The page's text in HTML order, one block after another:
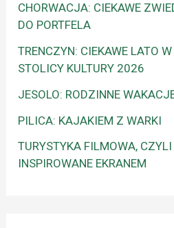
CHORWACJA: CIEKAWE
DO PORTFELA
TRENCZYN: CIEKAWE LATO
STOLICY KULTURY 2026
JESOLO: RODZINNE
PILICA: KAJAKIEM Z WARKI
TURYSTYKA FILMOWA, CZYLI
INSPIROWANE EKRANEM